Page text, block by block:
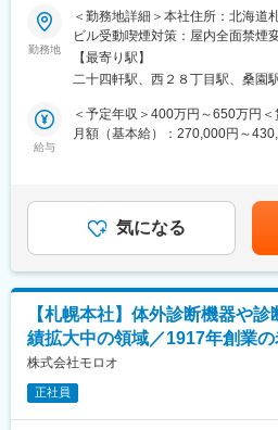
級に応じた評価をしていきます。
なプレッシャーはありません。お
頼関係を築くことが出来ればおの
す。
■研修について
メーカー勉強会等で商品知識を習
グループ全体で生産性向上、残業
ており、残業は20時間程度、
で取り組んでいます。
■キャリアパス
メンバー→リーダー→支店長→部
ます。当社の中核を担っていただ
変更の範囲：会社の定める業務
◆医薬品卸・医療業界で培った経
ング型営業」へ昇華できるポジシ
◆単なる物売りではなく、薬局・
ら向き合い、地域医療を支える実
■業務内容
医薬品を取り扱う薬局や医療機関
トシステムや各種支援サービスを
化・安定化を実現するのが当社の
案内するため、対面での営業が多
でのオンライン商談も有り）
経営状況をヒアリングし、最適な
卸や医療業界で培った知見がその
材ありきではなく、「どうすれば
一緒に考える、コンサルティング
勤務地
＜勤務地詳細＞本社住所：北海道
ビル受動喫煙対策：屋内全面禁煙
所【最寄り駅】
二十四軒駅、西２８丁目駅、桑園
給与
＜予定年収＞400万円～650万円
月額（基本給）：270,000円～
り、選考を通じて上下する可能
当を含めた表記です。
気になる
【札幌本社】体外診断機器や
績拡大中の領域／1917年創業
株式会社モロオ
正社員